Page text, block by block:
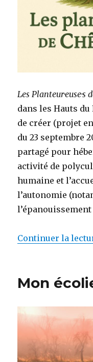
Les Planteur·euse·s
dans les Hauts
de créer (projet
du 23 septembre
partagé pour
activité de
humaine et
l’autonomie
Continuer la
Mon